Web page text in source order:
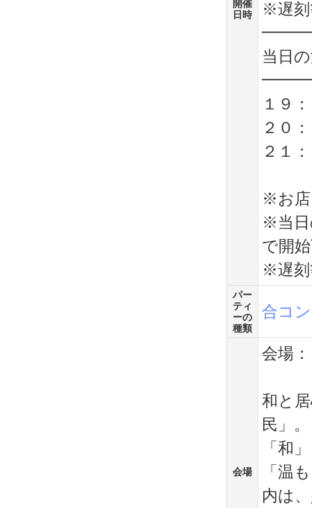
開催
日時
※遅
当日
１９
２０
２１
※お店
※当日
で開
※遅刻
パー
ティ
ーの
種類
合コン
会場
会場
和と
民」。
「和
「温
内は